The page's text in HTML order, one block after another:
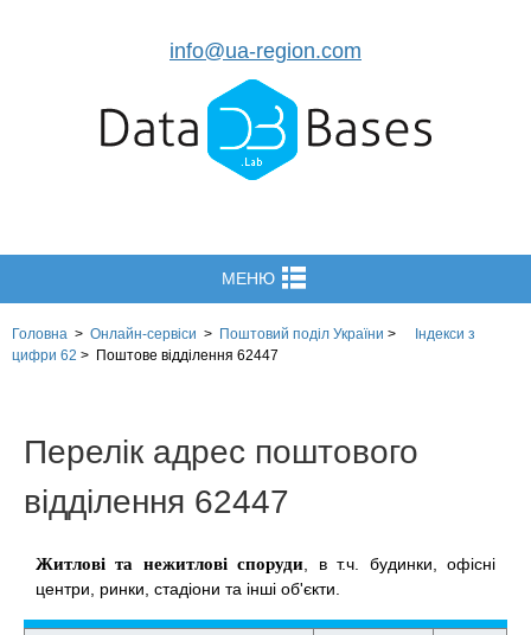
info@ua-region.com
МЕНЮ
Головна > Онлайн-сервіси > Поштовий поділ України >
Індекси з
цифри 62 > Поштове відділення 62447
Перелік адрес поштового
відділення 62447
Житлові та нежитлові споруди , в т.ч. будинки, офісні
центри, ринки, стадіони та інші об'єкти.